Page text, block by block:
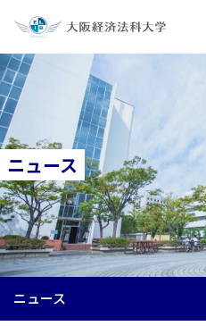
ニュース
ニュース